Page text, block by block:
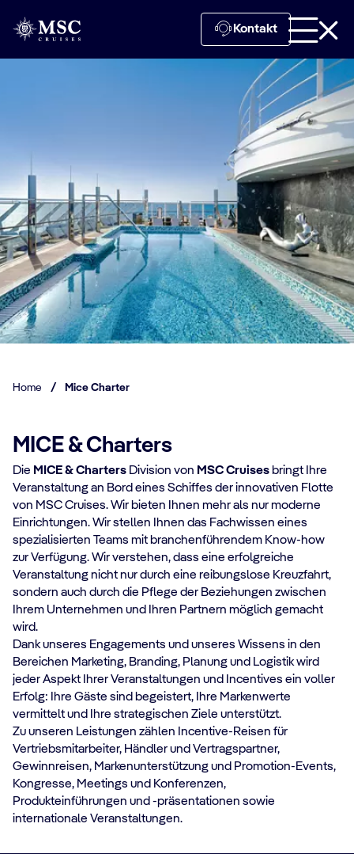
Kontakt
Home / Mice Charter
MICE & Charters
Die MICE & Charters Division von MSC Cruises bringt Ihre
Veranstaltung an Bord eines Schiffes der innovativen Flotte
von MSC Cruises. Wir bieten Ihnen mehr als nur moderne
Einrichtungen. Wir stellen Ihnen das Fachwissen eines
spezialisierten Teams mit branchenführendem Know-how
zur Verfügung. Wir verstehen, dass eine erfolgreiche
Veranstaltung nicht nur durch eine reibungslose Kreuzfahrt,
sondern auch durch die Pflege der Beziehungen zwischen
Ihrem Unternehmen und Ihren Partnern möglich gemacht
wird.
Dank unseres Engagements und unseres Wissens in den
Bereichen Marketing, Branding, Planung und Logistik wird
jeder Aspekt Ihrer Veranstaltungen und Incentives ein voller
Erfolg: Ihre Gäste sind begeistert, Ihre Markenwerte
vermittelt und Ihre strategischen Ziele unterstützt.
Zu unseren Leistungen zählen Incentive-Reisen für
Vertriebsmitarbeiter, Händler und Vertragspartner,
Gewinnreisen, Markenunterstützung und Promotion-Events,
Kongresse, Meetings und Konferenzen,
Produkteinführungen und -präsentationen sowie
internationale Veranstaltungen.